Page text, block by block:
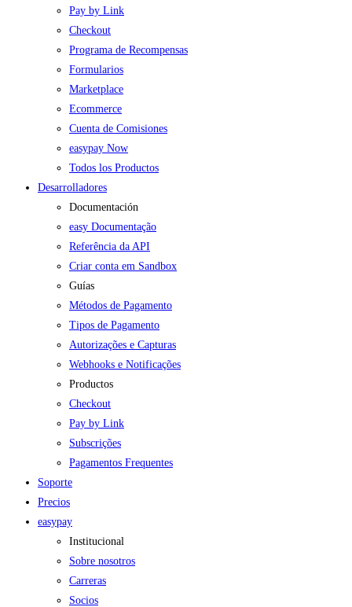
Pay by Link
Checkout
Programa de Recompensas
Formularios
Marketplace
Ecommerce
Cuenta de Comisiones
easypay Now
Todos los Productos
Desarrolladores
Documentación
easy Documentação
Referência da API
Criar conta em Sandbox
Guías
Métodos de Pagamento
Tipos de Pagamento
Autorizações e Capturas
Webhooks e Notificações
Productos
Checkout
Pay by Link
Subscrições
Pagamentos Frequentes
Soporte
Precios
easypay
Institucional
Sobre nosotros
Carreras
Socios